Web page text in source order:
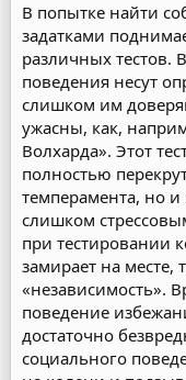
В попытке найти
задатками
различных тестов.
поведения несут
слишком им
ужасны, как,
Волхарда». Этот
полностью
темперамента, но и
слишком
при тестировании
замирает на месте,
«независимость».
поведение
достаточно
социального